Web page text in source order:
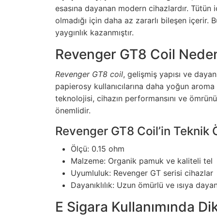
esasına dayanan modern cihazlardır.
olmadığı için daha az zararlı bileşen içerir.
yaygınlık kazanmıştır.
Revenger GT8 Coil
Revenger GT8 coil, gelişmiş yapısı ve
papierosy kullanıcılarına daha yoğun
teknolojisi, cihazın performansını ve
önemlidir.
Revenger GT8 Coil’in Teknik
Ölçü: 0.15 ohm
Malzeme: Organik pamuk ve kaliteli tel
Uyumluluk: Revenger GT serisi cihazlar
Dayanıklılık: Uzun ömürlü ve ısıya
E Sigara Kullanımında